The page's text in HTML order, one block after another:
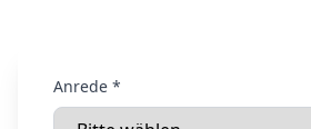
Anrede *